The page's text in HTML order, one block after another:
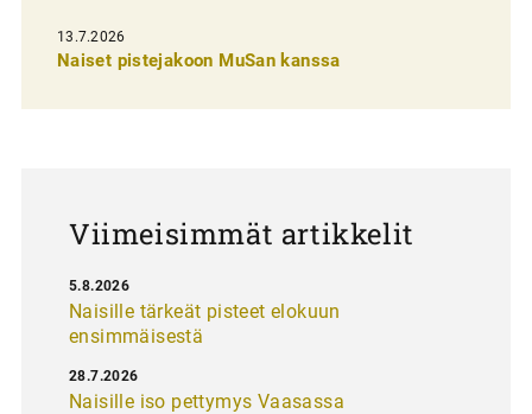
e
13.7.2026
Naiset pistejakoon MuSan kanssa
Viimeisimmät artikkelit
Naisille tärkeät pisteet elokuun
ensimmäisestä
5.8.2026
Naisille iso pettymys Vaasassa
28.7.2026